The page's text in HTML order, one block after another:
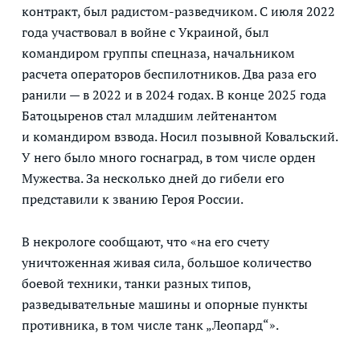
контракт, был радистом-разведчиком. С июля 2022
года участвовал в войне с Украиной, был
командиром группы спецназа, начальником
расчета операторов беспилотников. Два раза его
ранили — в 2022 и в 2024 годах. В конце 2025 года
Батоцыренов стал младшим лейтенантом
и командиром взвода. Носил позывной Ковальский.
У него было много госнаград, в том числе орден
Мужества. За несколько дней до гибели его
представили к званию Героя России.
В некрологе сообщают, что «на его счету
уничтоженная живая сила, большое количество
боевой техники, танки разных типов,
разведывательные машины и опорные пункты
противника, в том числе танк „Леопард“».